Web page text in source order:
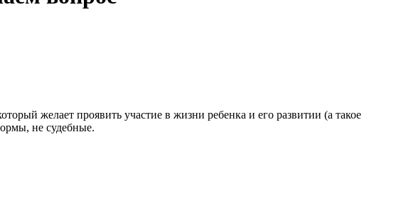
желает проявить участие в жизни ребенка и его развитии (а такое
не судебные.